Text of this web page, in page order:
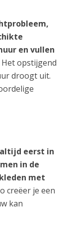
en vullen
Het opstijgend
droogt uit.
eerst in
in de
met
creëer je een
kan